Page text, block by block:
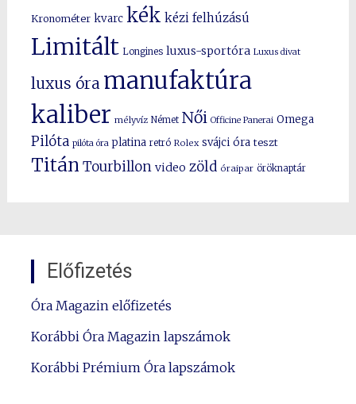
Kronométer kvarc kék kézi felhúzású
Limitált Longines luxus-sportóra Luxus divat
luxus óra manufaktúra
kaliber mélyvíz Német Női Officine Panerai Omega
Pilóta pilóta óra platina retró Rolex svájci óra teszt
Titán Tourbillon video zöld óraipar öröknaptár
Előfizetés
Óra Magazin előfizetés
Korábbi Óra Magazin lapszámok
Korábbi Prémium Óra lapszámok